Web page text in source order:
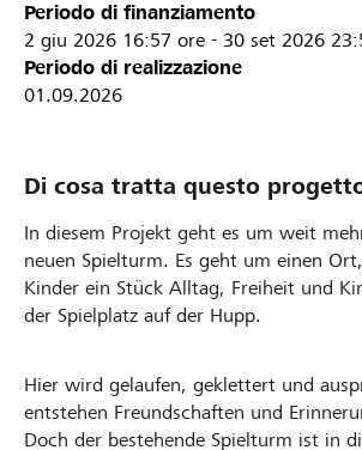
Periodo di finanziamento
2 giu 2026 16:57 ore - 30 set 2026
Periodo di realizzazione
01.09.2026
Di cosa tratta questo
In diesem Projekt geht es um weit
neuen Spielturm. Es geht um einen
Kinder ein Stück Alltag, Freiheit und
der Spielplatz auf der Hupp.
Hier wird gelaufen, geklettert und
entstehen Freundschaften und
Doch der bestehende Spielturm ist in